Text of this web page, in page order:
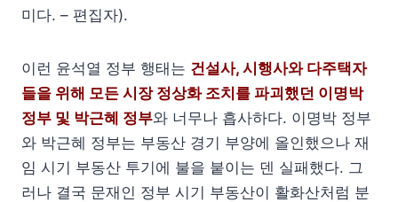
미다. – 편집자).
이런 윤석열 정부 행태는 건설사, 시행사와 다주택자
들을 위해 모든 시장 정상화 조치를 파괴했던 이명박
정부 및 박근혜 정부와 너무나 흡사하다. 이명박 정부
와 박근혜 정부는 부동산 경기 부양에 올인했으나 재
임 시기 부동산 투기에 불을 붙이는 덴 실패했다. 그
러나 결국 문재인 정부 시기 부동산이 활화산처럼 분